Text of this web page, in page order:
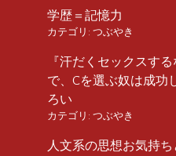
学歴＝記憶力
カテゴリ: つぶやき
『汗だくセックスす
で、Cを選ぶ奴は成功
ろい
カテゴリ: つぶやき
人文系の思想お気持ち